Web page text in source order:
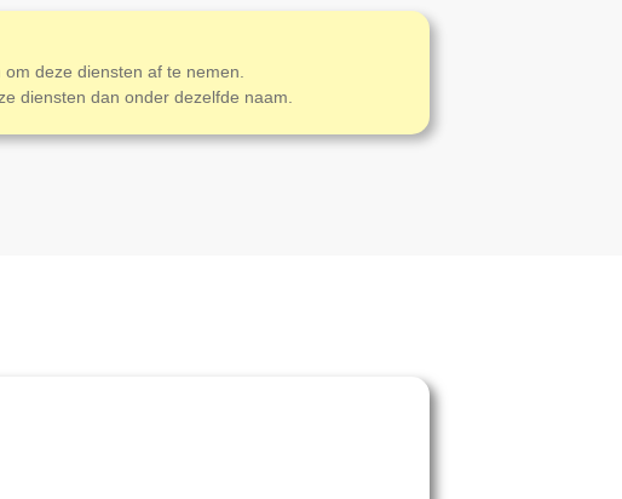
deze diensten af te nemen.
diensten dan onder dezelfde naam.